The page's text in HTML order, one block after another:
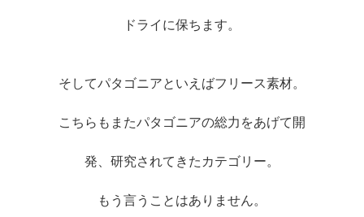
ドライに保ちます。
そしてパタゴニアといえばフリース素材。
こちらもまたパタゴニアの総力をあげて開
発、研究されてきたカテゴリー。
もう言うことはありません。